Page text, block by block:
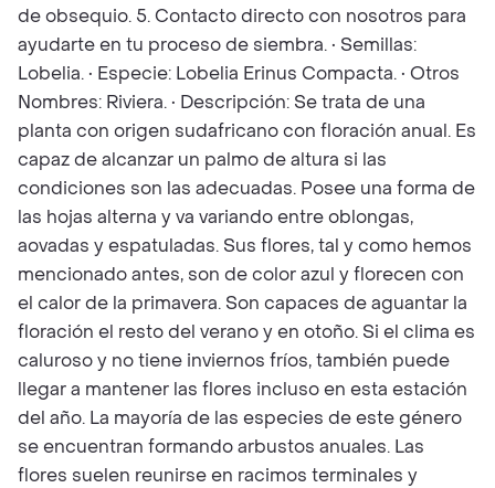
de obsequio. 5. Contacto directo con nosotros para
ayudarte en tu proceso de siembra. • Semillas:
Lobelia. • Especie: Lobelia Erinus Compacta. • Otros
Nombres: Riviera. • Descripción: Se trata de una
planta con origen sudafricano con floración anual. Es
capaz de alcanzar un palmo de altura si las
condiciones son las adecuadas. Posee una forma de
las hojas alterna y va variando entre oblongas,
aovadas y espatuladas. Sus flores, tal y como hemos
mencionado antes, son de color azul y florecen con
el calor de la primavera. Son capaces de aguantar la
floración el resto del verano y en otoño. Si el clima es
caluroso y no tiene inviernos fríos, también puede
llegar a mantener las flores incluso en esta estación
del año. La mayoría de las especies de este género
se encuentran formando arbustos anuales. Las
flores suelen reunirse en racimos terminales y